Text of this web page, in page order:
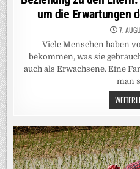
um die Erwartungen
7.
Viele Menschen haben
bekommen, was sie
auch als Erwachsene. Eine
man